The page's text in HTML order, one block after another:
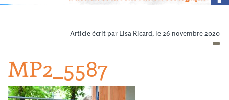
Article écrit par Lisa Ricard, le 26 novembre 2020
MP2_5587